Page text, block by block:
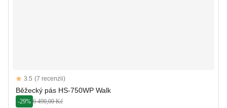
Reviews
3.5 out of 5 stars
3.5 (7 recenzii)
Běžecký pás HS-750WP Walk
-29% 6 490,00 Kč